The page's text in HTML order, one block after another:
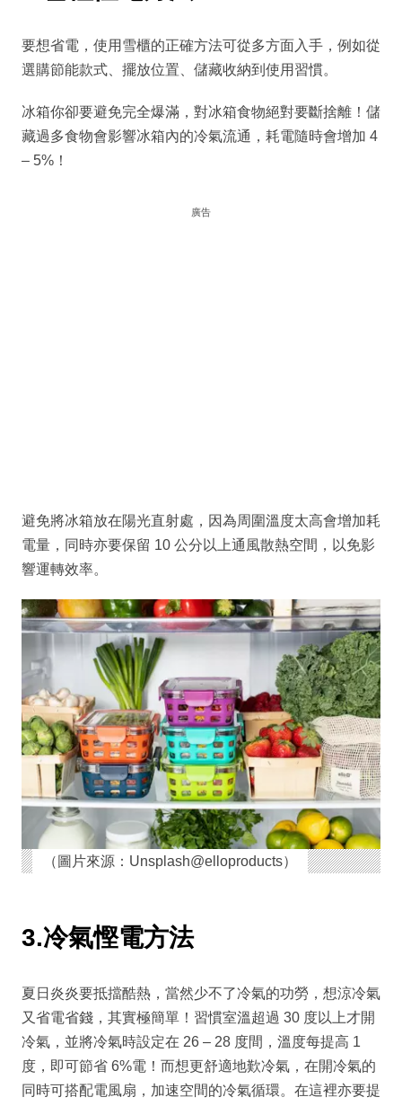
要想省電，使用雪櫃的正確方法可從多方面入手，例如從
選購節能款式、擺放位置、儲藏收納到使用習慣。
冰箱你卻要避免完全爆滿，對冰箱食物絕對要斷捨離！儲
藏過多食物會影響冰箱內的冷氣流通，耗電隨時會增加 4
– 5%！
廣告
避免將冰箱放在陽光直射處，因為周圍溫度太高會增加耗
電量，同時亦要保留 10 公分以上通風散熱空間，以免影
響運轉效率。
（圖片來源：Unsplash@elloproducts）
3.冷氣慳電方法
夏日炎炎要抵擋酷熱，當然少不了冷氣的功勞，想涼冷氣
又省電省錢，其實極簡單！習慣室溫超過 30 度以上才開
冷氣，並將冷氣時設定在 26 – 28 度間，溫度每提高 1
度，即可節省 6%電！而想更舒適地歎冷氣，在開冷氣的
同時可搭配電風扇，加速空間的冷氣循環。在這裡亦要提